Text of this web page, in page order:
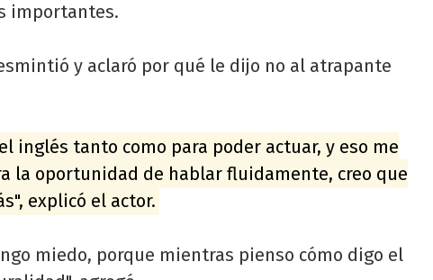
importantes.
y aclaró por qué le dijo no al atrapante
inglés tanto como para poder actuar, y eso me
la oportunidad de hablar fluidamente, creo que
explicó el actor.
miedo, porque mientras pienso cómo digo el